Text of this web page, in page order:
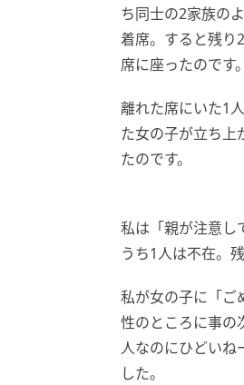
ち同士の2家族の
着席。すると残り
席に座ったのです。
離れた席にいた1
た女の子が立ち上
たのです。
私は「親が注意し
うち1人は不在。
私が女の子に「ご
性のところに事の
人なのにひどいね
した。